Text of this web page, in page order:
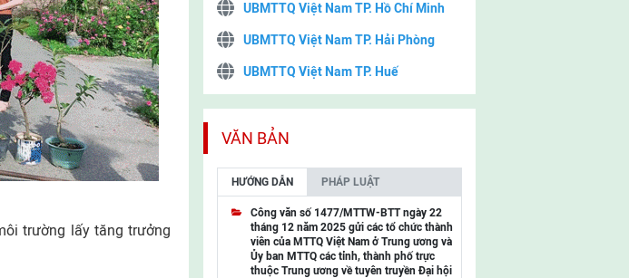
trường lấy tăng trưởng
UBMTTQ Việt Nam TP. Hồ Chí Minh
UBMTTQ Việt Nam TP. Hải Phòng
UBMTTQ Việt Nam TP. Huế
UBMTTQ Việt Nam TP. Cần Thơ
UBMTTQ Việt Nam tỉnh Quảng Ninh
UBMTTQ Việt Nam tỉnh Cao Bằng
UBMTTQ Việt Nam tỉnh Lạng Sơn
UBMTTQ Việt Nam tỉnh Lai Châu
VĂN BẢN
HƯỚNG DẪN PHÁP LUẬT
Công văn số 1477/MTTW-BTT ngày 22
tháng 12 năm 2025 gửi các tổ chức thành
viên của MTTQ Việt Nam ở Trung ương và
Ủy ban MTTQ các tỉnh, thành phố trực
thuộc Trung ương về tuyên truyền Đại hội